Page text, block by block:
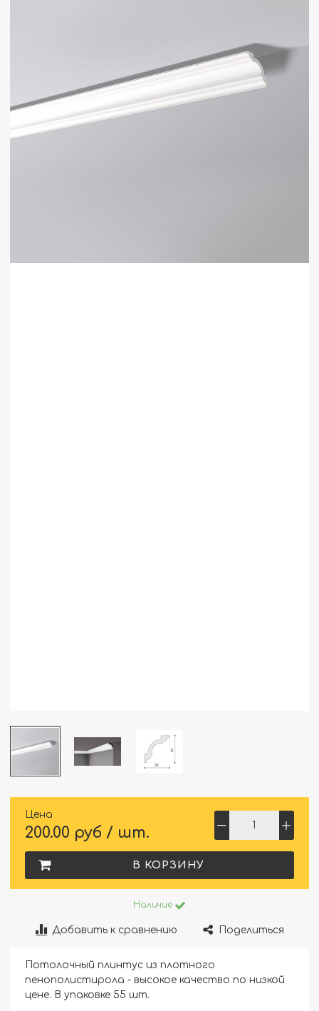
Цена
200.00 руб / шт.
В КОРЗИНУ
Наличие
Добавить к сравнению Поделиться
Потолочный плинтус из плотного
пенополистирола - высокое качество по низкой
цене. В упаковке 55 шт.